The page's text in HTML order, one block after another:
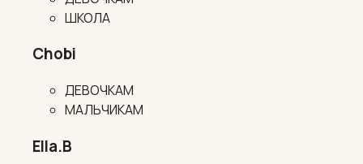
ШКОЛА
Chobi
ДЕВОЧКАМ
МАЛЬЧИКАМ
Ella.B